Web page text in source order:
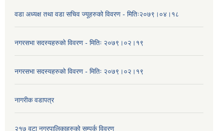
वडा अध्यक्ष तथा वडा सचिव ज्यूहरुको विवरण - मितिः२०७९।०४।१८
नगरसभा सदस्यहरुको विवरण - मितिः २०७९।०२।१९
नगरसभा सदस्यहरुको विवरण - मितिः २०७९।०२।१९
नागरीक वडापत्र
२१७ वटा नगरपालिकाहरुको सम्पर्क विवरण